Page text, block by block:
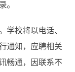
。
学校将以电话、
通知，应聘相关
畅通，因联系不